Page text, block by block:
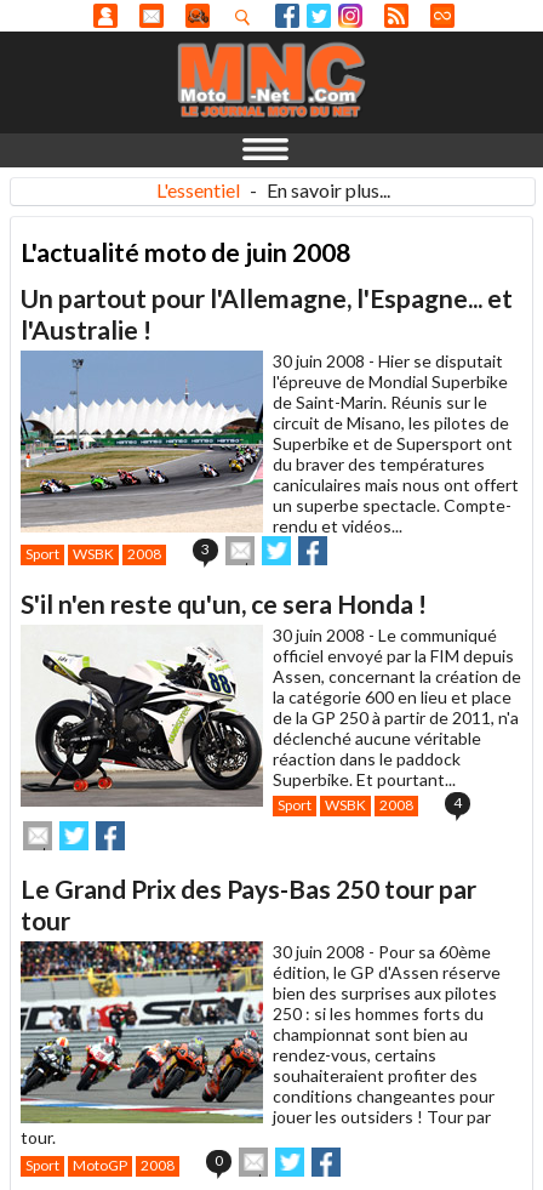
L'essentiel - En savoir plus...
L'actualité moto de juin 2008
Un partout pour l'Allemagne, l'Espagne... et
l'Australie !
30 juin 2008 - Hier se disputait
l'épreuve de Mondial Superbike
de Saint-Marin. Réunis sur le
circuit de Misano, les pilotes de
Superbike et de Supersport ont
du braver des températures
caniculaires mais nous ont offert
un superbe spectacle. Compte-
rendu et vidéos...
Sport WSBK 2008 3
Envoyer
cet
à
Partager
sur sur
S'il n'en reste qu'un, ce sera Honda !
30 juin 2008 - Le communiqué
officiel envoyé par la FIM depuis
Assen, concernant la création de
la catégorie 600 en lieu et place
de la GP 250 à partir de 2011, n'a
déclenché aucune véritable
réaction dans le paddock
Superbike. Et pourtant...
Sport WSBK 2008 4
Envoyer
cet
à
un
ami
Partager
sur
sur
Le Grand Prix des Pays-Bas 250 tour par
tour
30 juin 2008 - Pour sa 60ème
édition, le GP d'Assen réserve
bien des surprises aux pilotes
250 : si les hommes forts du
championnat sont bien au
rendez-vous, certains
souhaiteraient profiter des
conditions changeantes pour
jouer les outsiders ! Tour par
tour.
Sport MotoGP 2008 0
Envoyer
cet
Partager
sur sur